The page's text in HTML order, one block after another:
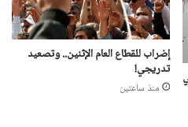
إضراب للقطاع العام الإثنين.. وتصعيد
تدريجي!
منذ ساعتين